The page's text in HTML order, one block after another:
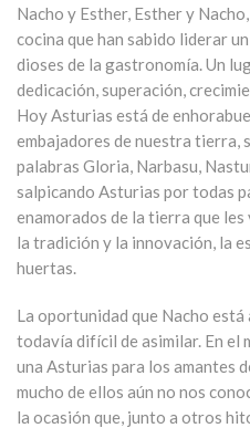
Nacho y Esther, Esther y
cocina que han sabido liderar
dioses de la gastronomía. Un
dedicación, superación,
Hoy Asturias está de
embajadores de nuestra tierra,
palabras Gloria, Narbasu,
salpicando Asturias por todas
enamorados de la tierra que les
la tradición y la innovación, la
huertas.
La oportunidad que Nacho
todavía difícil de asimilar. En el
una Asturias para los amantes
mucho de ellos aún no nos
la ocasión que, junto a otros